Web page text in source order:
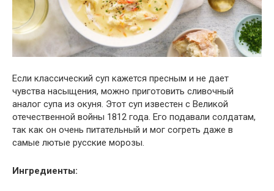
Если классический суп кажется пресным и не дает
чувства насыщения, можно приготовить сливочный
аналог супа из окуня. Этот суп известен с Великой
отечественной войны 1812 года. Его подавали солдатам,
так как он очень питательный и мог согреть даже в
самые лютые русские морозы.
Ингредиенты: